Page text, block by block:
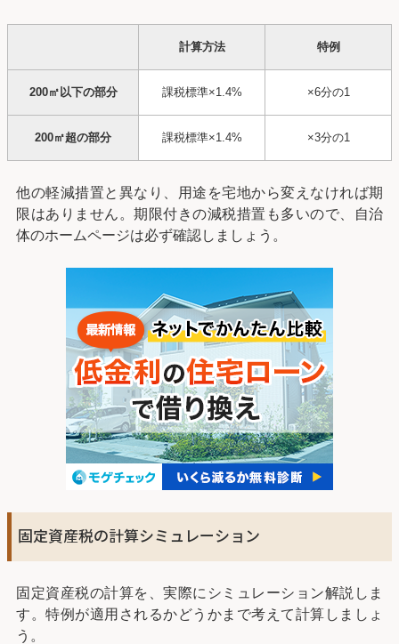
計算方法 特例
200㎡以下の部分 課税標準×1.4% ×6分の1
200㎡超の部分 課税標準×1.4% ×3分の1
他の軽減措置と異なり、用途を宅地から変えなければ期
限はありません。期限付きの減税措置も多いので、自治
体のホームページは必ず確認しましょう。
固定資産税の計算シミュレーション
固定資産税の計算を、実際にシミュレーション解説しま
す。特例が適用されるかどうかまで考えて計算しましょ
う。